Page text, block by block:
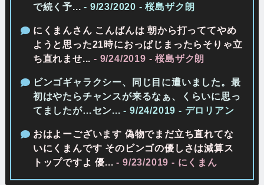
で続く予... - 9/23/2020 - 桜島ザク朗
にくまんさん こんばんは 朝から打っててやめ
ようと思った21時におっぱじまったらそりゃ立
ち直れませ... - 9/24/2019 - 桜島ザク朗
ビンゴギャラクシー、同じ目に遭いました。最
初はやたらチャンスが来るなぁ、くらいに思っ
てましたが…セン... - 9/24/2019 - デロリアン
おはよーございます 偽物でまだ立ち直れてな
いにくまんです そのビンゴの優しさは減算ス
トップですよ 優... - 9/23/2019 - にくまん